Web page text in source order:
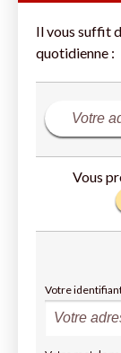
Il vous suffit
quotidienne :
Vous
Votre